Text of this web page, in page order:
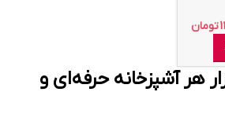
تومان
هر آشپزخانه حرفه‌ای و